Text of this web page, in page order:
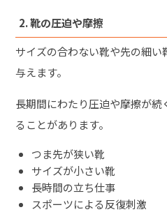
2. 靴の圧迫や摩擦
サイズの合わない靴や先の細
与えます。
長期間にわたり圧迫や摩擦が
ることがあります。
つま先が狭い靴
サイズが小さい靴
長時間の立ち仕事
スポーツによる反復刺激